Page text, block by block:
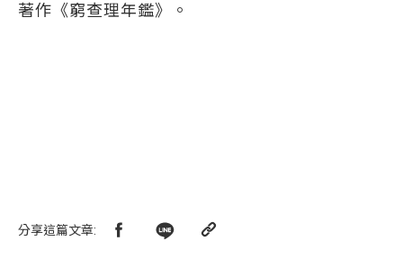
著作《窮查理年鑑》。
分享這篇文章: